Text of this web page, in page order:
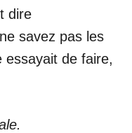
dire
savez pas les
essayait de faire,